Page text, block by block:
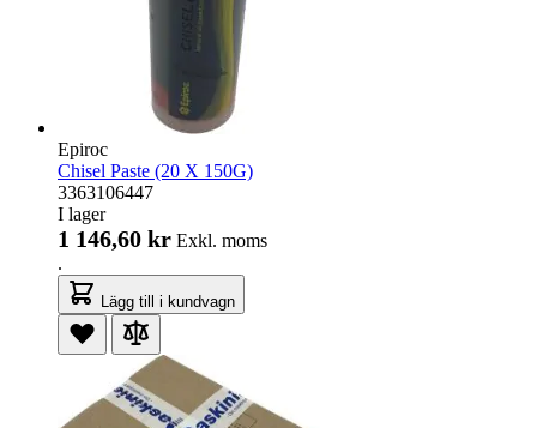
Epiroc
Chisel Paste (20 X 150G)
3363106447
I lager
1 146,60 kr Exkl. moms
.
Lägg till i kundvagn